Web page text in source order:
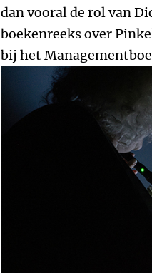
dan vooral de rol van
boekenreeks over
bij het